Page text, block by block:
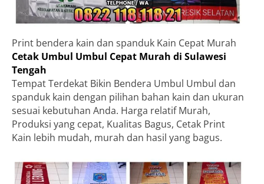
Print bendera kain dan spanduk Kain Cepat Murah
Cetak Umbul Umbul Cepat Murah di Sulawesi
Tengah
Tempat Terdekat Bikin Bendera Umbul Umbul dan
spanduk kain dengan pilihan bahan kain dan ukuran
sesuai kebutuhan Anda. Harga relatif Murah,
Produksi yang cepat, Kualitas Bagus, Cetak Print
Kain lebih mudah, murah dan hasil yang bagus.